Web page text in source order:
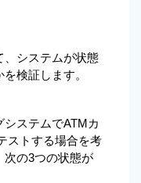
、システムが状態
検証します。
ステムでATMカ
ストする場合を考
次の3つの状態が